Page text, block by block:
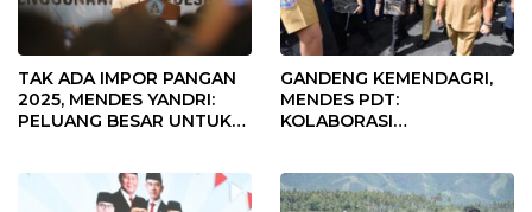
TAK ADA IMPOR PANGAN
2025, MENDES YANDRI:
PELUANG BESAR UNTUK
GANDENG KEMENDAGRI,
MENDES PDT:
KOLABORASI